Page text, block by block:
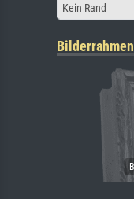
Kein Rand
Bilderrahmen